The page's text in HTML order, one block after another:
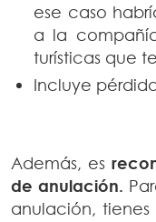
ese caso
a la
turísticas que
Incluye
Además, es
de anulación.
anulación,